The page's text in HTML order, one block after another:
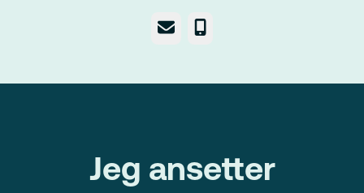
E-post Telefonnummer
Jeg ansetter